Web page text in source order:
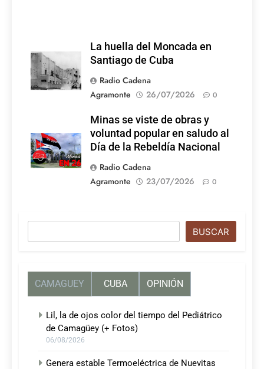
La huella del Moncada en
Santiago de Cuba
Radio Cadena
Agramonte
26/07/2026 0
Minas se viste de obras y
voluntad popular en saludo al
Día de la Rebeldía Nacional
Radio Cadena
Agramonte
23/07/2026 0
BUSCAR
CAMAGUEY CUBA OPINIÓN
Lil, la de ojos color del tiempo del Pediátrico
de Camagüey (+ Fotos)
06/08/2026
Genera estable Termoeléctrica de Nuevitas